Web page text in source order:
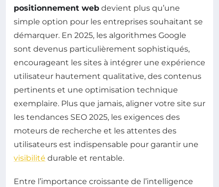
positionnement web devient plus qu’une
simple option pour les entreprises souhaitant se
démarquer. En 2025, les algorithmes Google
sont devenus particulièrement sophistiqués,
encourageant les sites à intégrer une expérience
utilisateur hautement qualitative, des contenus
pertinents et une optimisation technique
exemplaire. Plus que jamais, aligner votre site sur
les tendances SEO 2025, les exigences des
moteurs de recherche et les attentes des
utilisateurs est indispensable pour garantir une
visibilité durable et rentable.
Entre l’importance croissante de l’intelligence